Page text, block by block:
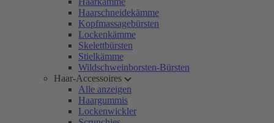
Haarschneidekämme
Kopfmassagebürsten
Lockenkämme
Skelettbürsten
Stielkämme
Wildschweinborsten-Bürsten
Haar-Accessoires
Alle anzeigen
Haargummis
Lockenwickler